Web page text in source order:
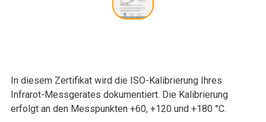
In diesem Zertifikat wird die ISO-Kalibrierung Ihres
Infrarot-Messgerätes dokumentiert. Die Kalibrierung
erfolgt an den Messpunkten +60, +120 und +180 °C.